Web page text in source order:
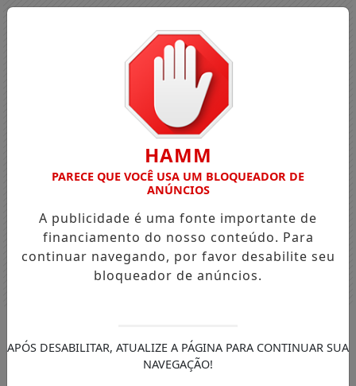
HAMM
PARECE QUE VOCÊ USA UM BLOQUEADOR DE
ANÚNCIOS
A publicidade é uma fonte importante de
financiamento do nosso conteúdo. Para
continuar navegando, por favor desabilite seu
bloqueador de anúncios.
APÓS DESABILITAR, ATUALIZE A PÁGINA PARA CONTINUAR SUA
NAVEGAÇÃO!